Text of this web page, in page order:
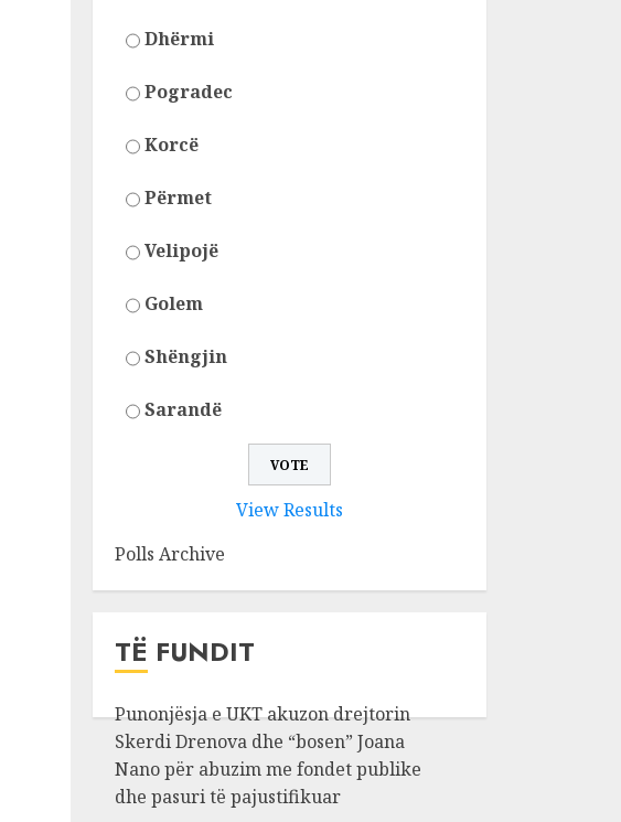
Dhërmi
Pogradec
Korcë
Përmet
Velipojë
Golem
Shëngjin
Sarandë
View Results
Polls Archive
TË FUNDIT
Punonjësja e UKT akuzon drejtorin
Skerdi Drenova dhe “bosen” Joana
Nano për abuzim me fondet publike
dhe pasuri të pajustifikuar